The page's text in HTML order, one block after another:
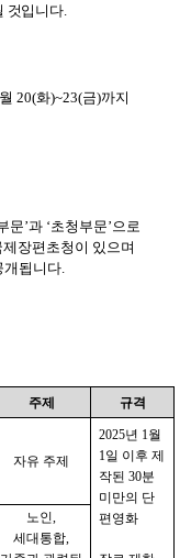
것입니다
월 20(화)~23(금)까지
문’과 ‘초청부문’ 으로
제장편초청이 있으며
개됩니다.
주제 규격
자유 주제
2025년 1 월
1 일 이후 제
작된 30분
미만의 단
편영화
노인
세대통합